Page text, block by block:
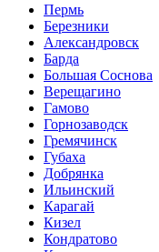
Пермь
Березники
Александровск
Барда
Большая Соснова
Верещагино
Гамово
Горнозаводск
Гремячинск
Губаха
Добрянка
Ильинский
Карагай
Кизел
Кондратово